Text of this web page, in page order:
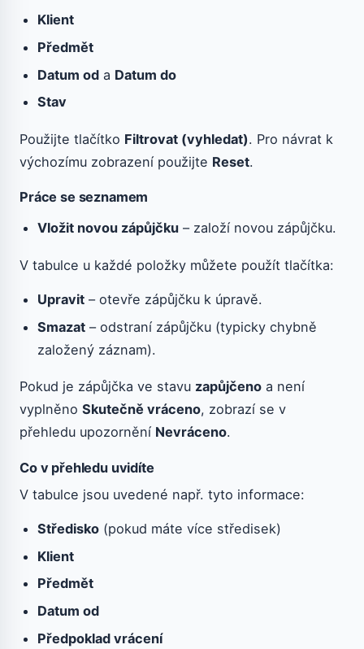
Klient
Předmět
Datum oda Datum do
Stav
Použijte tlačítko Filtrovat (vyhledat). Pro návrat k
výchozímu zobrazení použijte Reset.
Práce se seznamem
Vložit novou zápůjčku– založí novou zápůjčku.
V tabulce u každé položky můžete použít tlačítka:
Upravit– otevře zápůjčku k úpravě.
Smazat– odstraní zápůjčku (typicky chybně
založený záznam).
Pokud je zápůjčka ve stavu zapůjčeno a není
vyplněno Skutečně vráceno, zobrazí se v
přehledu upozornění Nevráceno.
Co v přehledu uvidíte
V tabulce jsou uvedené např. tyto informace:
Středisko(pokud máte více středisek)
Klient
Předmět
Datum od
Předpoklad vrácení